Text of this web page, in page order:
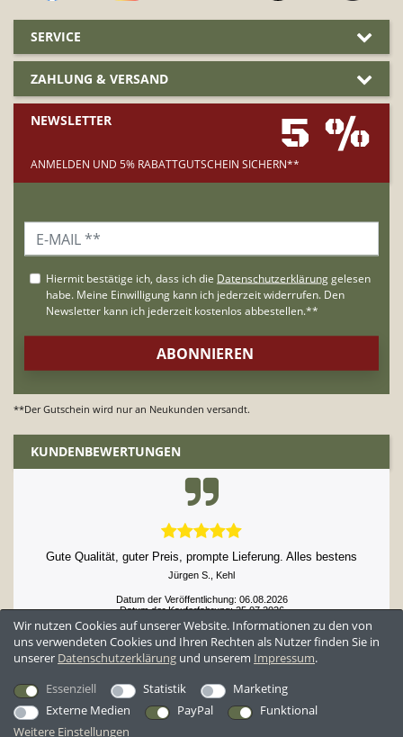
SERVICE
ZAHLUNG & VERSAND
NEWSLETTER 5 %
ANMELDEN UND 5% RABATTGUTSCHEIN SICHERN**
**Der Gutschein wird nur an Neukunden versandt.
KUNDENBEWERTUNGEN
Super korrekte Abwicklung. Gibt nichts zu bemängeln
Datum der Kauferfahrung: 26.07.2026
Wir nutzen Cookies auf unserer Website. Informationen zu den von
uns verwendeten Cookies und Ihren Rechten als Nutzer finden Sie in
unserer Daten­schutz­erklärung und unserem Impressum.
Essenziell
Statistik
Marketing
Externe Medien
PayPal
Funktional
Weitere Einstellungen